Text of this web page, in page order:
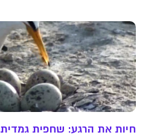
חיות את הרגע: שחפית גמדית